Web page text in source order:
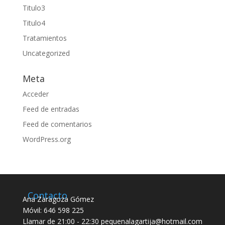
Titulo3
Titulo4
Tratamientos
Uncategorized
Meta
Acceder
Feed de entradas
Feed de comentarios
WordPress.org
Contacto
Ana Zaragoza Gómez
Móvil: 646 598 225
Llamar de 21:00 - 22:30 pequenalagartija@hotmail.com